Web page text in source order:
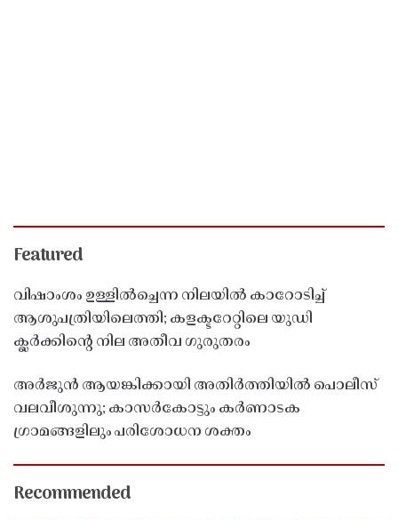
Featured
വിഷാംശം ഉള്ളിൽച്ചെന്ന നിലയിൽ കാറോടിച്ച്
ആശുപത്രിയിലെത്തി; കളക്ടറേറ്റിലെ യുഡി
ക്ലർക്കിൻ്റെ നില അതീവ ഗുരുതരം
അർജുൻ ആയങ്കിക്കായി അതിർത്തിയിൽ പൊലീസ്
വലവീശുന്നു; കാസർകോട്ടും കർണാടക
ഗ്രാമങ്ങളിലും പരിശോധന ശക്തം
Recommended